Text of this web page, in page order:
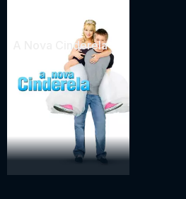
A Nova Cinderela